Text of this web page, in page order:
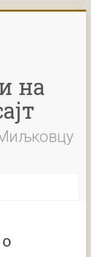
на